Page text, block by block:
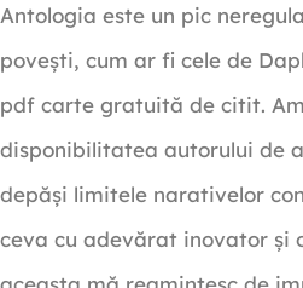
Antologia este un pic
povești, cum ar fi cele de
pdf carte gratuită de citit.
disponibilitatea autorului de
depăși limitele narativelor
ceva cu adevărat inovator și